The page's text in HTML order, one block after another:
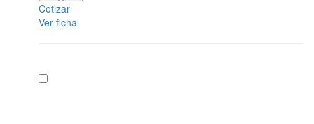
Cotizar
Ver ficha